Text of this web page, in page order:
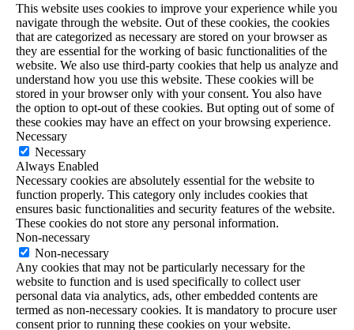
This website uses cookies to improve your experience while you
navigate through the website. Out of these cookies, the cookies
that are categorized as necessary are stored on your browser as
they are essential for the working of basic functionalities of the
website. We also use third-party cookies that help us analyze and
understand how you use this website. These cookies will be
stored in your browser only with your consent. You also have
the option to opt-out of these cookies. But opting out of some of
these cookies may have an effect on your browsing experience.
Necessary
Necessary
Always Enabled
Necessary cookies are absolutely essential for the website to
function properly. This category only includes cookies that
ensures basic functionalities and security features of the website.
These cookies do not store any personal information.
Non-necessary
Non-necessary
Any cookies that may not be particularly necessary for the
website to function and is used specifically to collect user
personal data via analytics, ads, other embedded contents are
termed as non-necessary cookies. It is mandatory to procure user
consent prior to running these cookies on your website.